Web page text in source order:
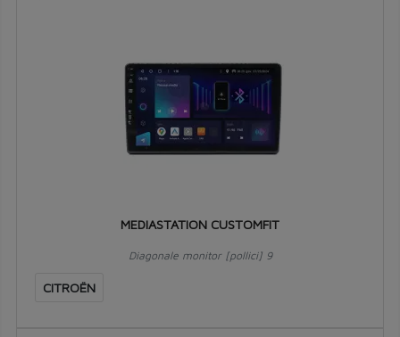
MEDIASTATION CUSTOMFIT
Diagonale monitor [pollici] 9
CITROËN